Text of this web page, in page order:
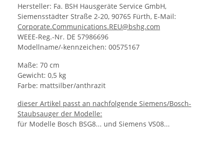
Hersteller: Fa. BSH Hausgeräte Service GmbH,
Siemensstädter Straße 2-20, 90765 Fürth, E-Mail:
Corporate.Communications.REU@bshg.com
WEEE-Reg.-Nr. DE 57986696
Modellname/-kennzeichen: 00575167
Maße: 70 cm
Gewicht: 0,5 kg
Farbe: mattsilber/anthrazit
dieser Artikel passt an nachfolgende Siemens/Bosch-
Staubsauger der Modelle:
für Modelle Bosch BSG8... und Siemens VS08...